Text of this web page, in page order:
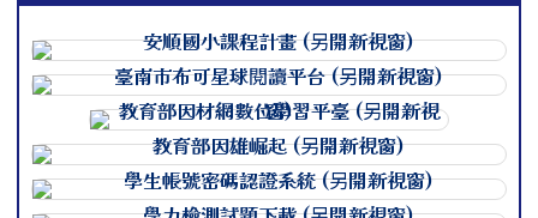
連至 http://
連至 http://
連至 http://
連至 http://
連至 http://